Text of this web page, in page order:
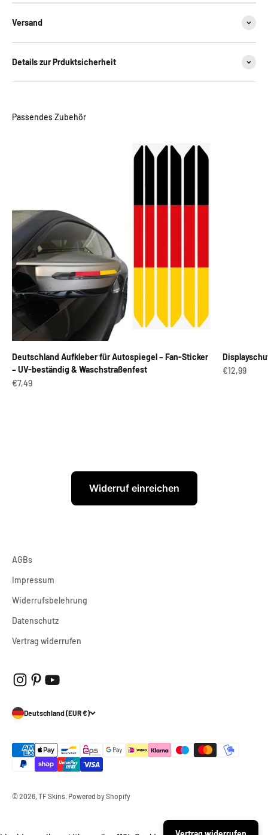
Versand
Details zur Prduktsicherheit
Passendes Zubehör
Deutschland Aufkleber für Autospiegel – Fan-Sticker
– UV-beständig & Waschstraßenfest
Angebot
€7,49
Angebot
€12,99
Widerruf einreichen
AGBs
Impressum
Widerrufsbelehrung
Datenschutz
Vertrag widerrufen
Deutschland (EUR €)
© 2026, TF Skins. Powered by Shopify